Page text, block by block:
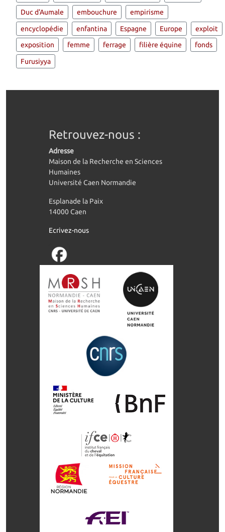
Duc d'Aumale embouchure empirisme
encyclopédie enfantina Espagne Europe exploit
exposition femme ferrage filière équine fonds
Furusiyya
Retrouvez-nous :
Adresse
Maison de la Recherche en Sciences
Humaines
Université Caen Normandie
Esplanade la Paix
14000 Caen
Ecrivez-nous